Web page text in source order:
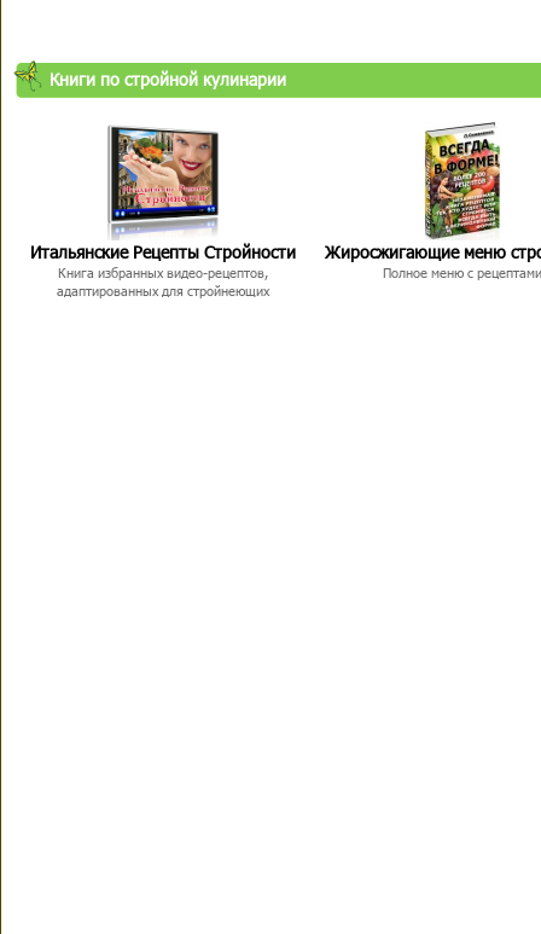
Книги по стройной кулинарии
Итальянские Рецепты Стройности
Книга избранных видео-рецептов,
адаптированных для стройнеющих
Жиросжигающие меню
Полное меню с рецептами